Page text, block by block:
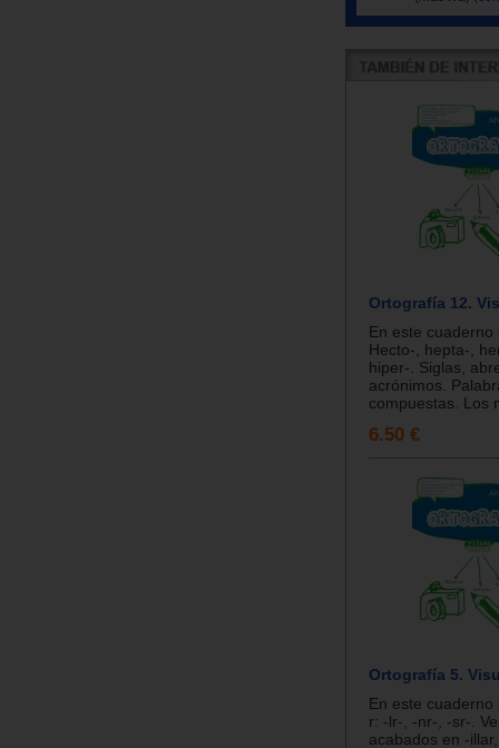
Ortografía 12.
En este cuaderno
Hecto-, hepta-,
hiper-. Siglas,
acrónimos.
compuestas. Los
6.50 €
Ortografía 5.
En este
r: -lr-, -nr-, -sr-.
acabados en -